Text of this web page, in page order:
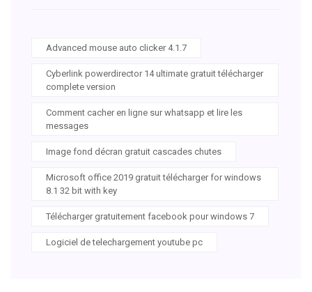
Advanced mouse auto clicker 4.1.7
Cyberlink powerdirector 14 ultimate gratuit télécharger
complete version
Comment cacher en ligne sur whatsapp et lire les
messages
Image fond décran gratuit cascades chutes
Microsoft office 2019 gratuit télécharger for windows
8.1 32 bit with key
Télécharger gratuitement facebook pour windows 7
Logiciel de telechargement youtube pc